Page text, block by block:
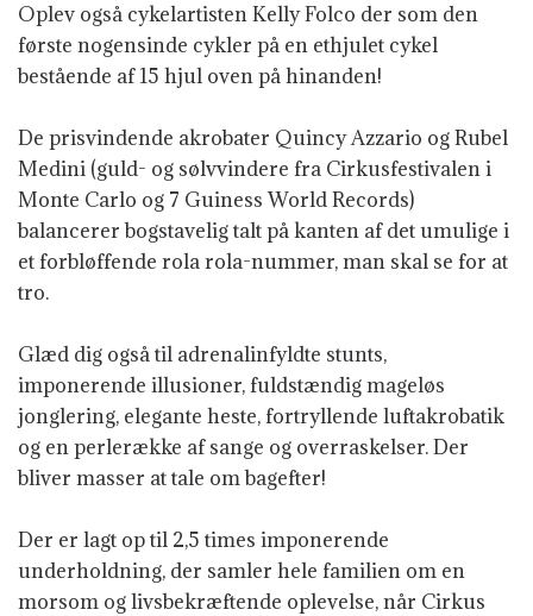
Oplev også cykelartisten Kelly Folco der som den
første nogensinde cykler på en ethjulet cykel
bestående af 15 hjul oven på hinanden!
De prisvindende akrobater Quincy Azzario og Rubel
Medini (guld- og sølvvindere fra Cirkusfestivalen i
Monte Carlo og 7 Guiness World Records)
balancerer bogstavelig talt på kanten af det umulige i
et forbløffende rola rola-nummer, man skal se for at
tro.
Glæd dig også til adrenalinfyldte stunts,
imponerende illusioner, fuldstændig mageløs
jonglering, elegante heste, fortryllende luftakrobatik
og en perlerække af sange og overraskelser.Der
bliver masser at tale om bagefter!
Der er lagt op til 2,5 times imponerende
underholdning, der samler hele familien om en
morsom og livsbekræftende oplevelse, når Cirkus